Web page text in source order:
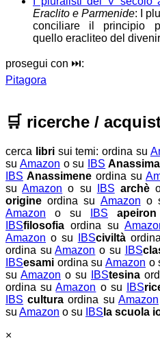
Eraclito e Parmenide: I
conciliare il principio
quello eracliteo del
prosegui con ⏭️:
Pitagora
🛒 ricerche /
cerca librisui temi:ordina su
su Amazon o su IBS
IBS Anassimene ordina su
suAmazon o su IBS archè
origine ordina su Amazon o
Amazon o su IBS apeiron
IBSfilosofia ordina su
Amazon o su IBSciviltà
ordina suAmazon o su IBS
IBSesami ordina suAmazon o
su Amazon o su IBStesina
ordina suAmazon o su IBS
IBS cultura ordina su Amazon
su Amazon o su IBS la scuola
×